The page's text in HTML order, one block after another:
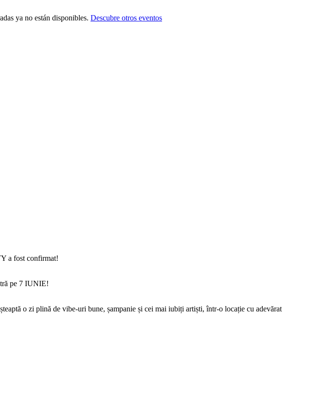
ya no están disponibles. Descubre otros eventos
a fost confirmat!
pe 7 IUNIE!
o zi plină de vibe-uri bune, șampanie și cei mai iubiți artiști, într-o locație cu adevărat